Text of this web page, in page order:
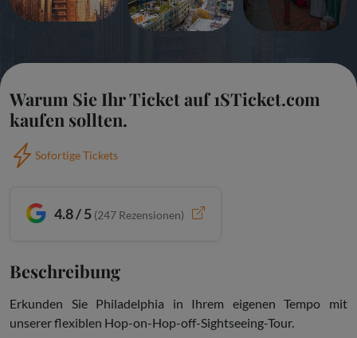
Warum Sie Ihr Ticket auf 1STicket.com
kaufen sollten.
Sofortige Tickets
4.8 / 5 (247 Rezensionen)
Beschreibung
Erkunden Sie Philadelphia in Ihrem eigenen Tempo mit
unserer flexiblen Hop-on-Hop-off-Sightseeing-Tour.